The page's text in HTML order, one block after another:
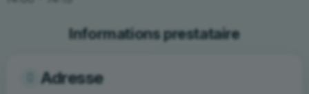
Informations prestataire
Adresse